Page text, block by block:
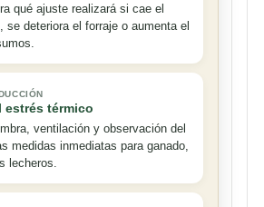
qué ajuste realizará si cae el
se deteriora el forraje o aumenta el
estrés térmico
ventilación y observación del
medidas inmediatas para ganado,
lecheros.